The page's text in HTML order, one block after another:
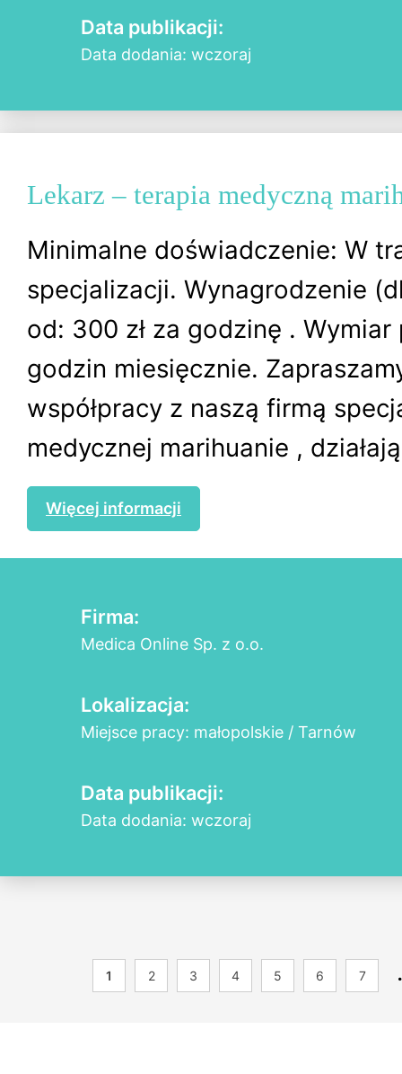
Data publikacji:
Data dodania: wczoraj
Lekarz – terapia medyczną
Minimalne doświadczenie: W
specjalizacji. Wynagrodzenie
od: 300 zł za godzinę .
godzin miesięcznie.
współpracy z naszą firmą
medycznej marihuanie ,
Więcej informacji
Firma:
Medica Online Sp. z o.o.
Lokalizacja:
Miejsce pracy: małopolskie / Tarnów
Data publikacji:
Data dodania: wczoraj
1 2 3 4 5 6 7